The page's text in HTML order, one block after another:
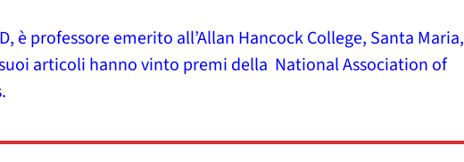
è professore emerito all’Allan Hancock College, Santa Maria,
articoli hanno vinto premi della National Association of